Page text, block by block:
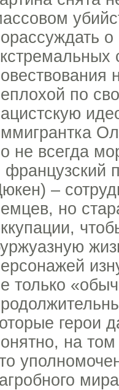
по
не всегда
французский
–
но
только
герои
на